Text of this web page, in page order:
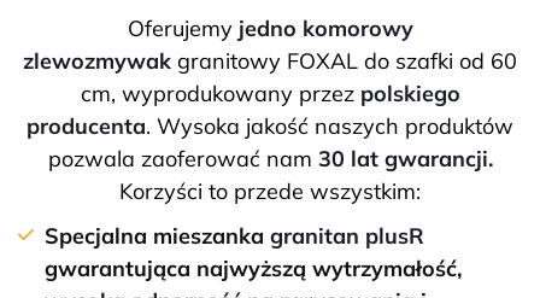
Oferujemy jedno komorowy
zlewozmywak granitowy FOXAL do szafki od 60
cm, wyprodukowany przez polskiego
producenta. Wysoka jakość naszych produktów
pozwala zaoferować nam 30 lat gwarancji.
Korzyści to przede wszystkim:
Specjalna mieszanka granitan plusR
gwarantująca najwyższą wytrzymałość,